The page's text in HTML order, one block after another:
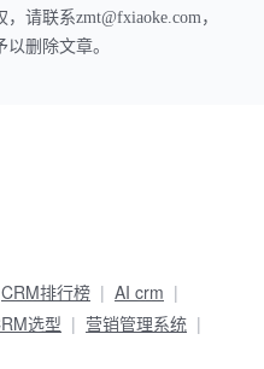
请联系zmt@fxiaoke.com，
删除文章。
CRM排行榜
AI crm
选型
营销管理系统